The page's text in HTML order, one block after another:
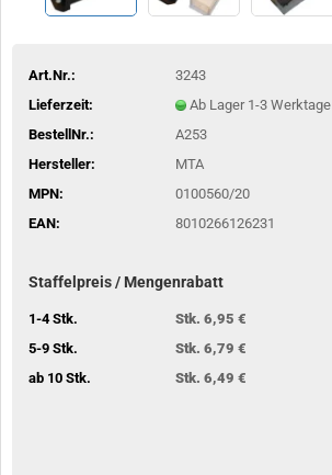
Art.Nr.:
3243
Lieferzeit:
Ab Lager 1-3 Werktage
BestellNr.:
A253
Hersteller:
MTA
MPN:
0100560/20
EAN:
8010266126231
Staffelpreis / Mengenrabatt
1-4 Stk.
Stk. 6,95 €
5-9 Stk.
Stk. 6,79 €
ab 10 Stk.
Stk. 6,49 €